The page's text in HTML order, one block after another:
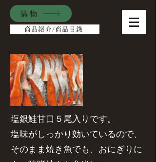
購物
商品紹介/商品目錄
塩銀鮭甘口５尾入りです。
塩味がしっかり効いているので、
そのまま焼き魚でも、おにぎりに